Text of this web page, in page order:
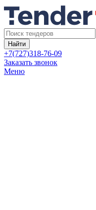
Найти
+7(727)318-76-09
Заказать звонок
Меню